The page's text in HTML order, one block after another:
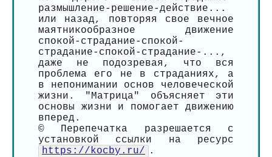
размышление-решение-действие...
или назад, повторяя свое вечное
маятникообразное движение
спокой-страдание-спокой-
страдание-спокой-страдание-...,
даже не подозревая, что вся
проблема его не в страданиях, а
в непонимании основ человеческой
жизни. "Матрица" объясняет эти
основы жизни и помогает движению
вперед.
© Перепечатка разрешается с
установкой ссылки на ресурс
https://kocby.ru/
.